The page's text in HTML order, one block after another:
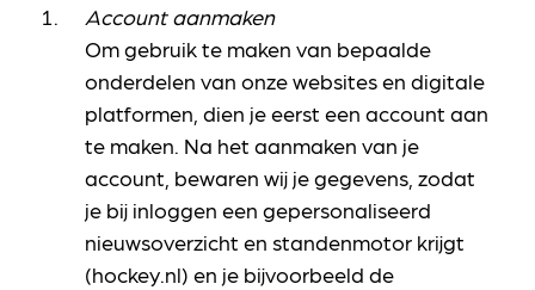
Account aanmaken
Om gebruik te maken van bepaalde
onderdelen van onze websites en digitale
platformen, dien je eerst een account aan
te maken. Na het aanmaken van je
account, bewaren wij je gegevens, zodat
je bij inloggen een gepersonaliseerd
nieuwsoverzicht en standenmotor krijgt
(hockey.nl) en je bijvoorbeeld de